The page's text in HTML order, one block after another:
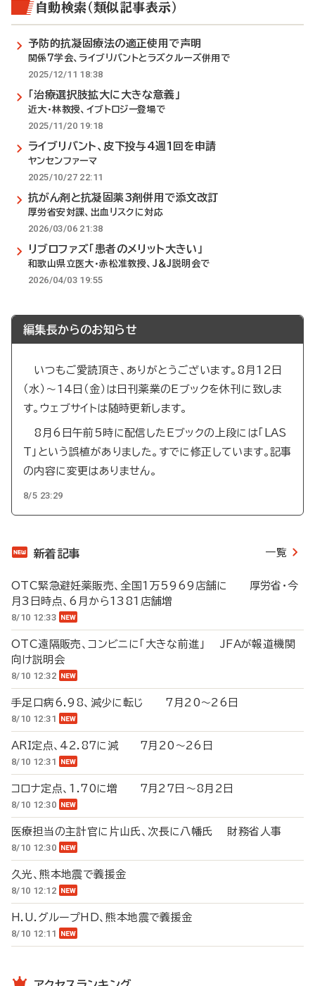
自動検索（類似記事表示）
予防的抗凝固療法の適正使用で声明
関係7学会、ライブリバントとラズクルーズ併用で
2025/12/11 18:38
「治療選択肢拡大に大きな意義」
近大・林教授、イブトロジー登場で
2025/11/20 19:18
ライブリバント、皮下投与4週1回を申請
ヤンセンファーマ
2025/10/27 22:11
抗がん剤と抗凝固薬3剤併用で添文改訂
厚労省安対課、出血リスクに対応
2026/03/06 21:38
リブロファズ「患者のメリット大きい」
和歌山県立医大・赤松准教授、J＆J説明会で
2026/04/03 19:55
編集長からのお知らせ
いつもご愛読頂き、ありがとうございます。8月12日
（水）～14日（金）は日刊薬業のEブックを休刊に致しま
す。ウェブサイトは随時更新します。
8月6日午前5時に配信したEブックの上段には「LAS
T」という誤植がありました。すでに修正しています。記事
の内容に変更はありません。
8/5 23:29
新着記事 一覧
OTC緊急避妊薬販売、全国1万5969店舗に 厚労省・今
月3日時点、6月から1381店舗増
8/10 12:33
OTC遠隔販売、コンビニに「大きな前進」 JFAが報道機関
向け説明会
8/10 12:32
手足口病6.98、減少に転じ 7月20～26日
8/10 12:31
ARI定点、42.87に減 7月20～26日
8/10 12:31
コロナ定点、1.70に増 7月27日～8月2日
8/10 12:30
医療担当の主計官に片山氏、次長に八幡氏 財務省人事
8/10 12:30
久光、熊本地震で義援金
8/10 12:12
H.U.グループHD、熊本地震で義援金
8/10 12:11